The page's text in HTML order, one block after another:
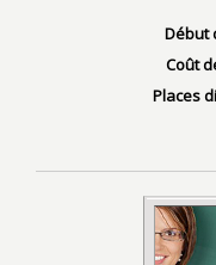
Début
Coût
Places